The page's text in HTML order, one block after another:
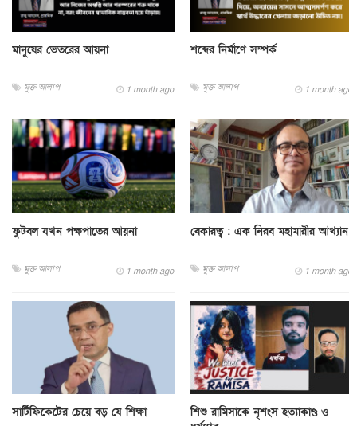
মানুষের ভেতরের আয়না
মুক্ত আলাপ 1 month ago
শব্দের নির্মাণে সম্পর্ক
মুক্ত আলাপ 1 month ago
ফুটবল যখন পক্ষপাতের আয়না
মুক্ত আলাপ 1 month ago
বেকারত্ব : এক নিরব মহামারীর আখ্যান
মুক্ত আলাপ 1 month ago
সার্টিফিকেটের চেয়ে বড় যে শিক্ষা
শিশু রামিসাকে নৃশংস হত্যাকাণ্ড ও